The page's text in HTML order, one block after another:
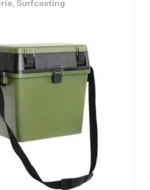
Canne Sunset
– 300 G
Cannes
, Surfcasting